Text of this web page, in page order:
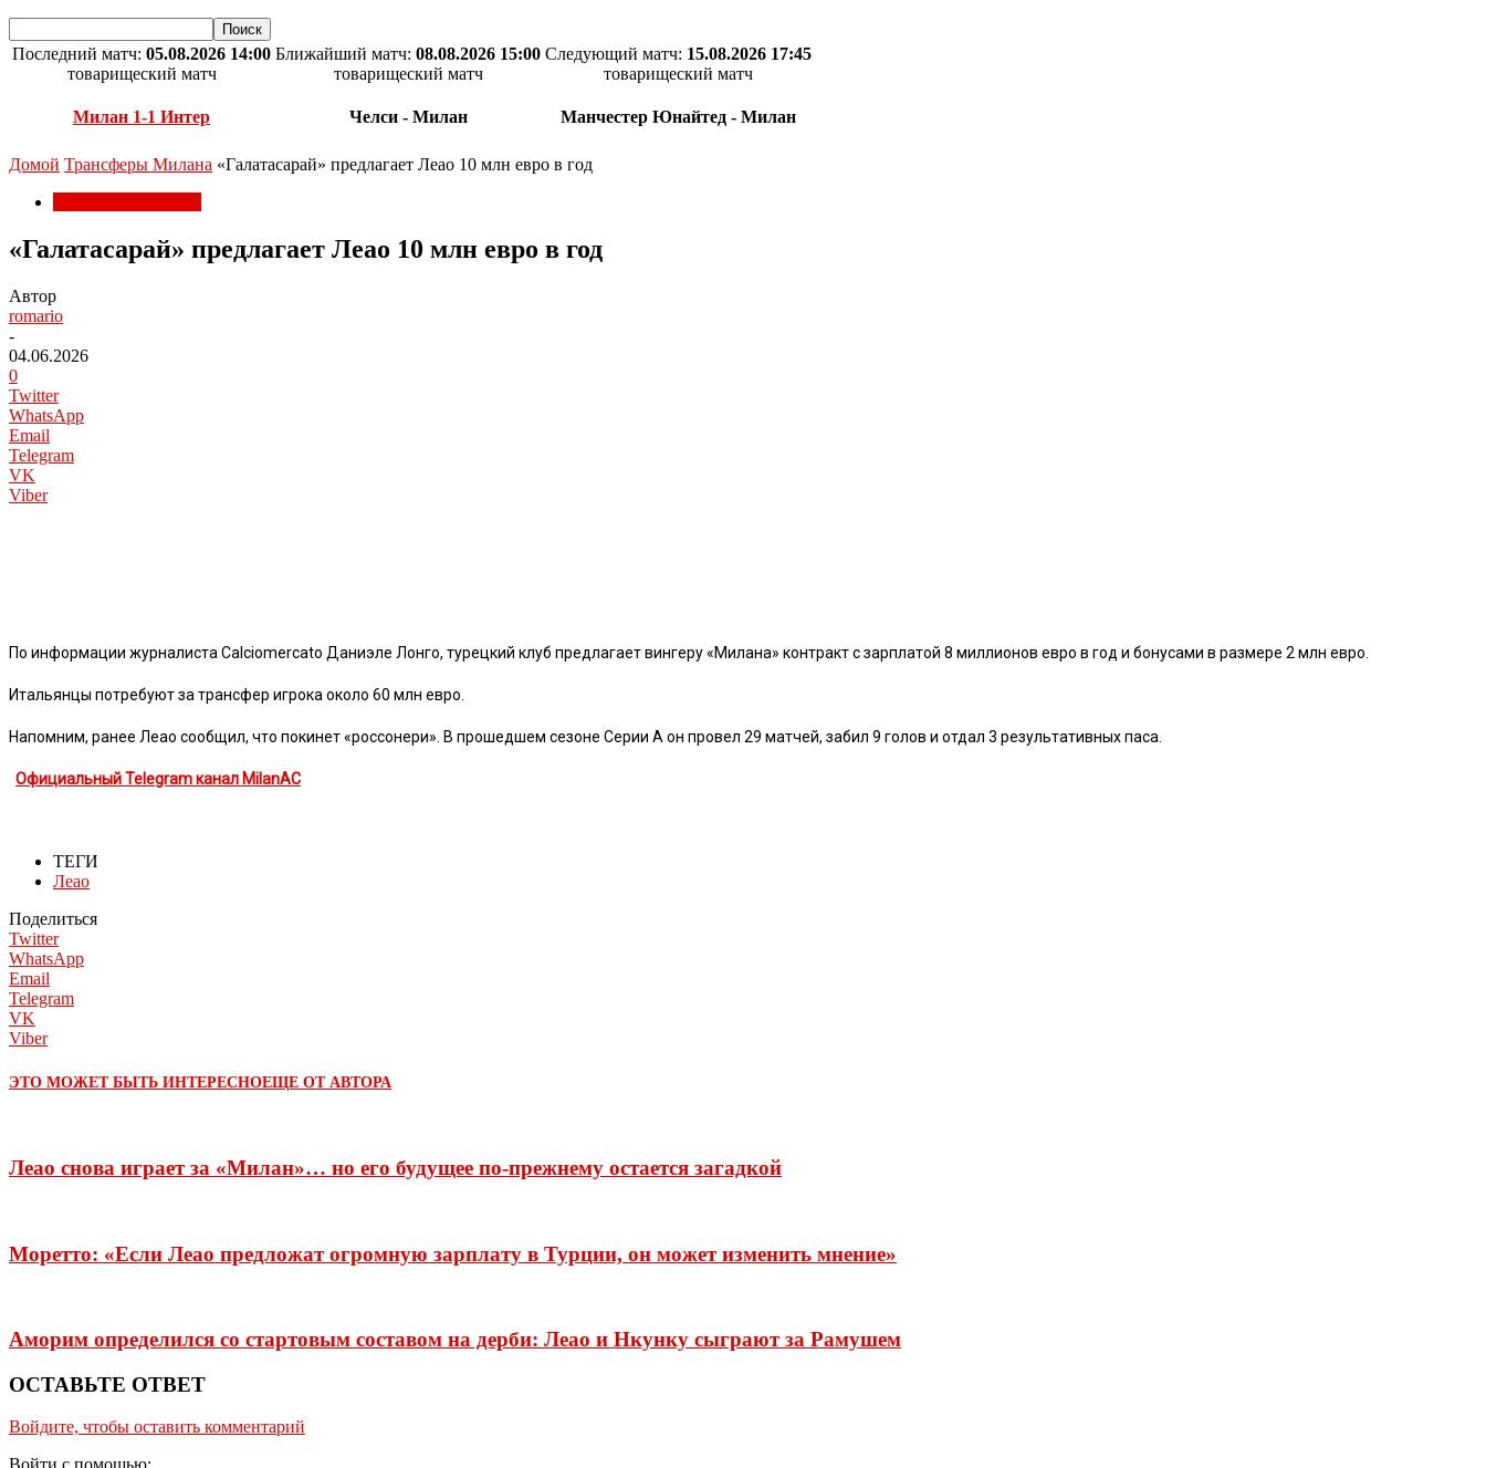
Последний матч: 05.08.2026 14:00
товарищеский матч
Милан 1-1 Интер
Ближайший матч: 08.08.2026 15:00
товарищеский матч
Челси - Милан
Следующий матч: 15.08.2026 17:45
товарищеский матч
Манчестер Юнайтед - Милан
Домой Трансферы Милана «Галатасарай» предлагает Леао 10 млн евро в год
«Галатасарай» предлагает Леао 10 млн евро в год
Автор
romario
-
04.06.2026
0
Twitter
WhatsApp
Email
Telegram
VK
Viber
По информации журналиста Calciomercato Даниэле Лонго, турецкий клуб предлагает вингеру «Милана» контракт с зарплатой 8 миллионов евро в год и бонусами в размере 2 млн евро.
Итальянцы потребуют за трансфер игрока около 60 млн евро.
Напомним, ранее Леао сообщил, что покинет «россонери». В прошедшем сезоне Серии А он провел 29 матчей, забил 9 голов и отдал 3 результативных паса.
Официальный Telegram канал MilanAC
ТЕГИ
Леао
Поделиться
Twitter
WhatsApp
Email
Telegram
VK
Viber
ЭТО МОЖЕТ БЫТЬ ИНТЕРЕСНОЕЩЕ ОТ АВТОРА
Леао снова играет за «Милан»… но его будущее по-прежнему остается загадкой
Моретто: «Если Леао предложат огромную зарплату в Турции, он может изменить мнение»
Аморим определился со стартовым составом на дерби: Леао и Нкунку сыграют за Рамушем
ОСТАВЬТЕ ОТВЕТ
Войдите, чтобы оставить комментарий